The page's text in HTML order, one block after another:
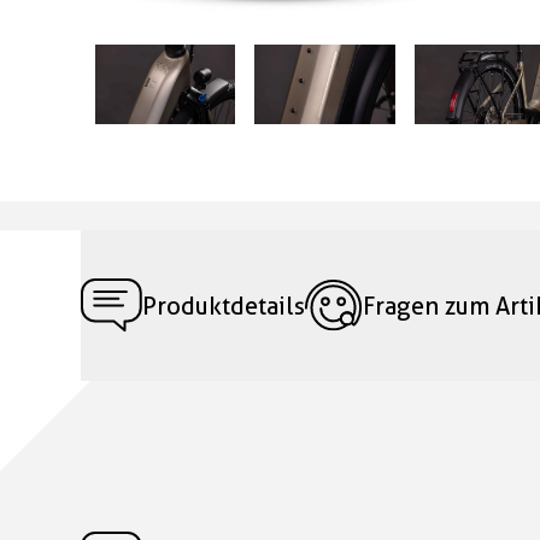
Produktdetails Fragen zum